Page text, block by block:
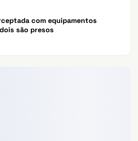
com equipamentos
são presos